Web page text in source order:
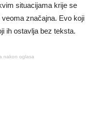
situacijama krije se
veoma značajna. Evo koji
ih ostavlja bez teksta.
nakon oglasa